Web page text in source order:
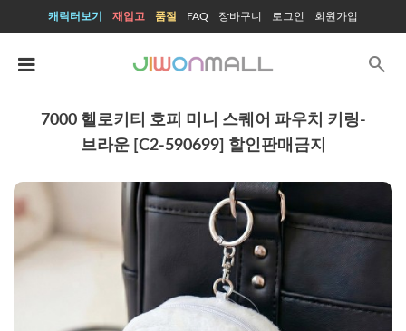
캐릭터보기 재입고 품절 FAQ 장바구니 로그인 회원가입
search
7000 헬로키티 호피 미니 스퀘어 파우치 키링-
브라운 [C2-590699] 할인판매금지